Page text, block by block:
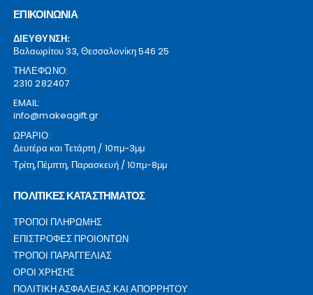
ΕΠΙΚΟΙΝΩΝΙΑ
ΔΙΕΥΘΥΝΣΗ:
Βαλαωρίτου 33, Θεσσαλονίκη 546 25
ΤΗΛΕΦΩΝΟ:
2310 282407
EMAIL:
info@makeagift.gr
ΩΡΑΡΙΟ:
Δευτέρα και Τετάρτη / 10πμ-3μμ
Τρίτη,Πέμπτη, Παρασκευή / 10πμ-8μμ
ΠΟΛΙΤΙΚΕΣ ΚΑΤΑΣΤΗΜΑΤΟΣ
ΤΡΟΠΟΙ ΠΛΗΡΩΜΗΣ
ΕΠΙΣΤΡΟΦΕΣ ΠΡΟΙΟΝΤΩΝ
ΤΡΟΠΟΙ ΠΑΡΑΓΓΕΛΙΑΣ
ΟΡΟΙ ΧΡΗΣΗΣ
ΠΟΛΙΤΙΚΗ ΑΣΦΑΛΕΙΑΣ ΚΑΙ ΑΠΟΡΡΗΤΟΥ